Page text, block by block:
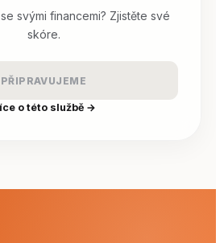
svými financemi? Zjistěte své
skóre.
PŘIPRAVUJEME
o této službě →